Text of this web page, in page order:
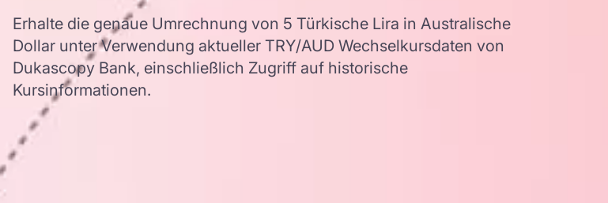
Erhalte die genaue Umrechnung von 5 Türkische Lira in Australische
Dollar unter Verwendung aktueller TRY/AUD Wechselkursdaten von
Dukascopy Bank, einschließlich Zugriff auf historische
Kursinformationen.